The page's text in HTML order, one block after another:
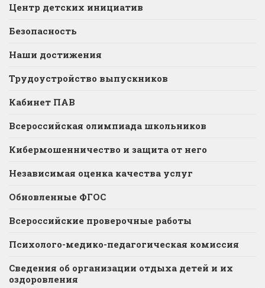
Центр детских инициатив
Безопасность
Наши достижения
Трудоустройство выпускников
Кабинет ПАВ
Всероссийская олимпиада школьников
Кибермошенничество и защита от него
Независимая оценка качества услуг
Обновленные ФГОС
Всероссийские проверочные работы
Психолого-медико-педагогическая комиссия
Сведения об организации отдыха детей и их
оздоровления